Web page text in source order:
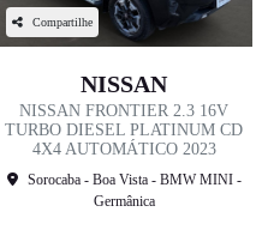
Compartilhe
NISSAN
NISSAN FRONTIER 2.3 16V
TURBO DIESEL PLATINUM CD
4X4 AUTOMÁTICO 2023
Sorocaba - Boa Vista - BMW MINI -
Germânica